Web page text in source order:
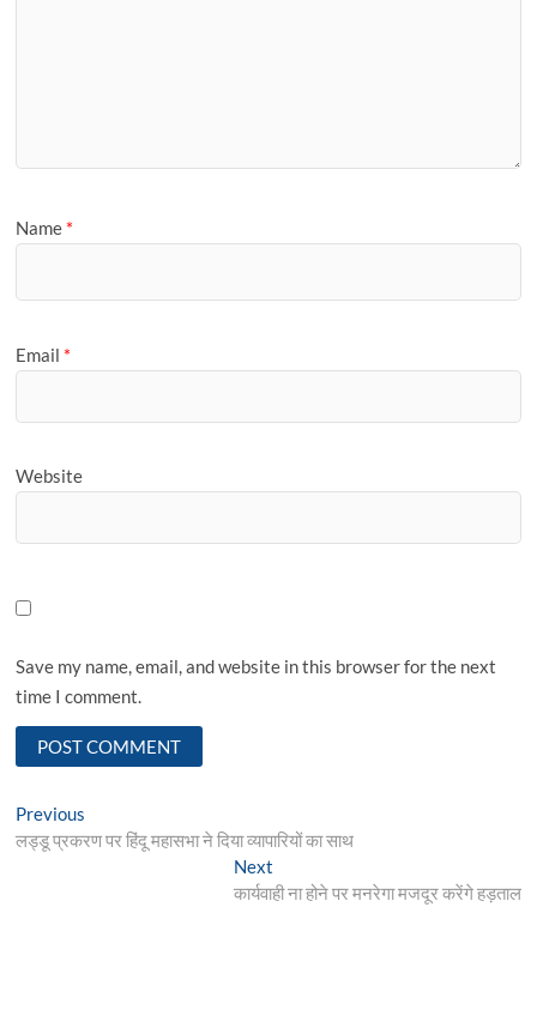
Name *
Email *
Website
Save my name, email, and website in this browser for the next
time I comment.
Post
navigation
Previous
post:
लड्डू प्रकरण पर हिंदू महासभा ने दिया व्यापारियों का साथ
NextNext
post:
कार्यवाही ना होने पर मनरेगा मजदूर करेंगे हड़ताल